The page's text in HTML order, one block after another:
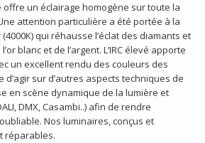
offre un éclairage homogène sur toute la
attention particulière a été portée à la
qui réhausse l’éclat des diamants et
blanc et de l’argent. L’IRC élevé apporte
un excellent rendu des couleurs des
d’agir sur d’autres aspects techniques de
en scène dynamique de la lumière et
DMX, Casambi..) afin de rendre
Nos luminaires, conçus et
réparables.